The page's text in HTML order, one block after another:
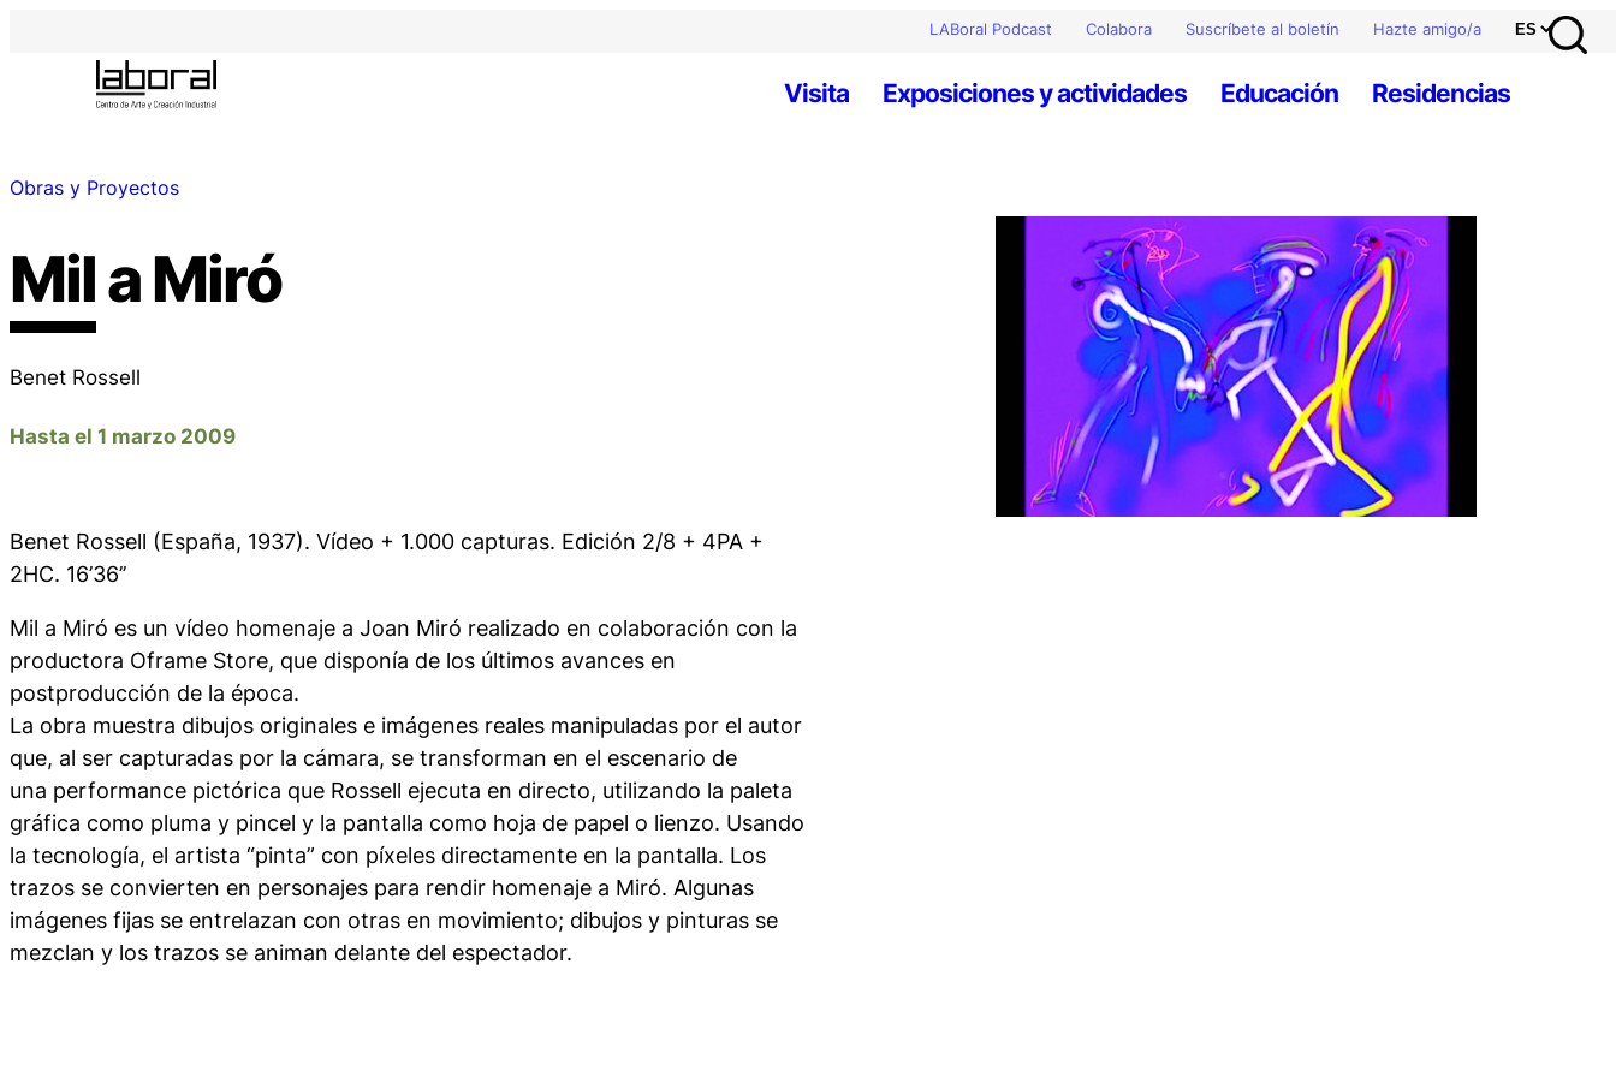
LABoral Podcast Colabora Suscríbete al boletín Hazte amigo/a
Visita Exposiciones y actividades Educación Residencias
Obras y Proyectos
Mil a Miró
Benet Rossell
Hasta el 1 marzo 2009
Benet Rossell (España, 1937). Vídeo + 1.000 capturas. Edición 2/8 + 4PA +
2HC. 16’36’’
Mil a Miró es un vídeo homenaje a Joan Miró realizado en colaboración con la
productora Oframe Store, que disponía de los últimos avances en
postproducción de la época.
La obra muestra dibujos originales e imágenes reales manipuladas por el autor
que, al ser capturadas por la cámara, se transforman en el escenario de
una performance pictórica que Rossell ejecuta en directo, utilizando la paleta
gráfica como pluma y pincel y la pantalla como hoja de papel o lienzo. Usando
la tecnología, el artista “pinta” con píxeles directamente en la pantalla. Los
trazos se convierten en personajes para rendir homenaje a Miró. Algunas
imágenes fijas se entrelazan con otras en movimiento; dibujos y pinturas se
mezclan y los trazos se animan delante del espectador.